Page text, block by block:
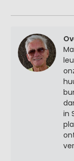
in